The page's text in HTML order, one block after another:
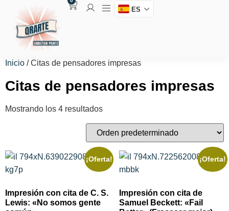
ES
Inicio / Citas de pensadores impresas
Citas de pensadores impresas
Mostrando los 4 resultados
¡Oferta!
Impresión con cita de C. S.
Lewis: «No somos gente
¡Oferta!
Impresión con cita de
Samuel Beckett: «Fail